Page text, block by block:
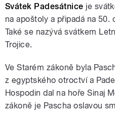
Svátek Padesátnice je
na apoštoly a připadá na 50.
Také se nazývá svátkem
Trojice.
Ve Starém zákoně byla
z egyptského otroctví a
Hospodin dal na hoře Sinaj
zákoně je Pascha oslavou